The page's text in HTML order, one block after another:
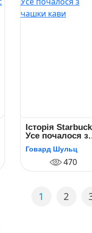
Історія
Усе почалося з
чашки кави
Говард Шульц
470
1 2